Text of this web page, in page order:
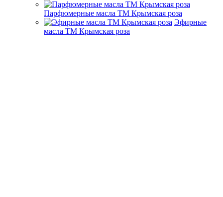
Парфюмерные масла ТМ Крымская роза
Эфирные
масла ТМ Крымская роза